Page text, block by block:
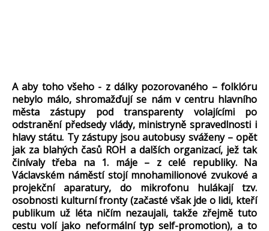
A aby toho všeho - z dálky pozorovaného – folklóru
nebylo málo, shromažďují se nám v centru hlavního
města zástupy pod transparenty volajícími po
odstranění předsedy vlády, ministryně spravedlnosti i
hlavy státu. Ty zástupy jsou autobusy sváženy – opět
jak za blahých časů ROH a dalších organizací, jež tak
činívaly třeba na 1. máje – z celé republiky. Na
Václavském náměstí stojí mnohamilionové zvukové a
projekční aparatury, do mikrofonu hulákají tzv.
osobnosti kulturní fronty (začasté však jde o lidi, kteří
publikum už léta ničím nezaujali, takže zřejmě tuto
cestu volí jako neformální typ self-promotion), a to